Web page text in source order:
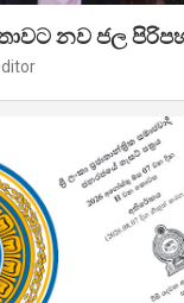
නව ජල